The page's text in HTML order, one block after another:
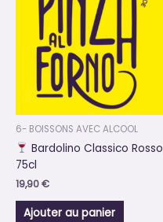
6- BOISSONS AVEC ALCOOL
Bardolino Classico Rosso
75cl
19,90€
Ajouter au panier